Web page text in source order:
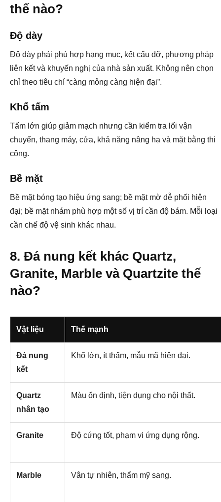
thế nào?
Độ dày
Độ dày phải phù hợp hạng mục, kết cấu đỡ, phương pháp
liên kết và khuyến nghị của nhà sản xuất. Không nên chọn
chỉ theo tiêu chí “càng mỏng càng hiện đại”.
Khổ tấm
Tấm lớn giúp giảm mạch nhưng cần kiểm tra lối vận
chuyển, thang máy, cửa, khả năng nâng hạ và mặt bằng thi
công.
Bề mặt
Bề mặt bóng tạo hiệu ứng sang; bề mặt mờ dễ phối hiện
đại; bề mặt nhám phù hợp một số vị trí cần độ bám. Mỗi loại
cần chế độ vệ sinh khác nhau.
8. Đá nung kết khác Quartz,
Granite, Marble và Quartzite thế
nào?
Vật liệu Thế mạnh
Đá nung
kết
Khổ lớn, ít thấm, mẫu mã hiện đại.
Quartz
nhân tạo
Màu ổn định, tiện dụng cho nội thất.
Granite Độ cứng tốt, phạm vi ứng dụng rộng.
Marble Vân tự nhiên, thẩm mỹ sang.